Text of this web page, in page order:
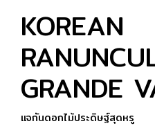
KOREAN
GRANDE
แจกันดอกไม้ประดิษฐ์สุดหรู